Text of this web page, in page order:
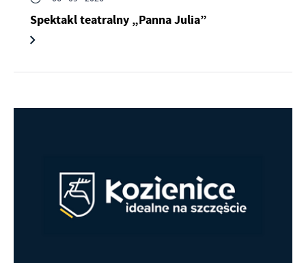
Spektakl teatralny „Panna Julia”